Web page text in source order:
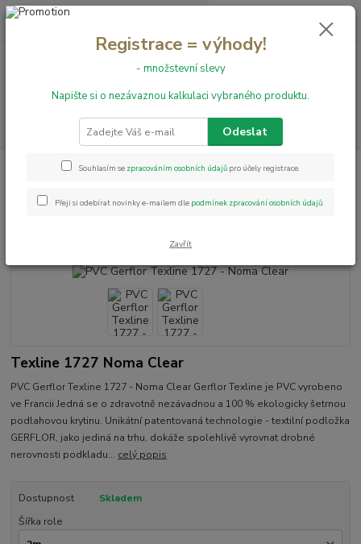
+420 731 199 591 0,00 Kč
PVC podlahy Texline PVC Gerflor Texline 1727 - Noma Clear
PVC Gerflor Texline 1727 - Noma
Texline 1727 Noma Clear
PVC Gerflor Texline 1727 - Noma Clear Gerflor Texline je PVC vyrobeno
ve Francii Jedná se o zdravotně nezávadnou a 100 % ekologicky šetrnou
podlahovou krytinu. Unikátní patentovaná technologie - textilní podložka
GERFLOR, jako jediná na trhu, dokáže spolehlivě vyrovnat drobné
nerovnosti podkladu... celý popis
Dostupnost
Skladem
Šířka role
Registrace = výhody!
- množstevní slevy
Napište si o nezávaznou kalkulaci vybraného produktu.
Odeslat
Souhlasím se zpracováním osobních údajů pro účely registrace.
Přeji si odebírat novinky e-mailem dle podmínek zpracování osobních údajů.
Zavřít